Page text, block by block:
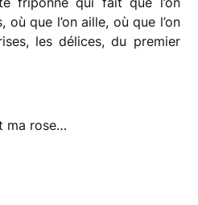
que l’on aille, où que l’on
les délices, du premier
ma rose…